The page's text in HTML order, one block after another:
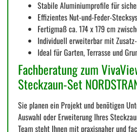
Stabile Aluminiumprofile für
Effizientes Nut-und-Feder-
Fertigmaß ca. 174 x 179 cm
Individuell erweiterbar mit
Ideal für Garten, Terrasse und
Fachberatung zum
Steckzaun-Set
Sie planen ein Projekt und benötigen
Auswahl oder Erweiterung Ihres
Team steht Ihnen mit praxisnaher und